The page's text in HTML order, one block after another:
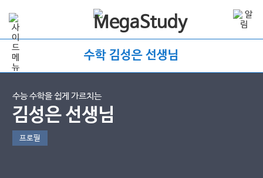
수학 김성은 선생님
수능 수학을 쉽게 가르치는
김성은 선생님
프로필